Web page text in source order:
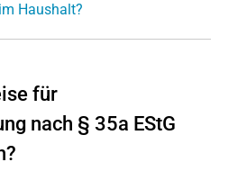
Haushalt?
für
nach § 35a EStG